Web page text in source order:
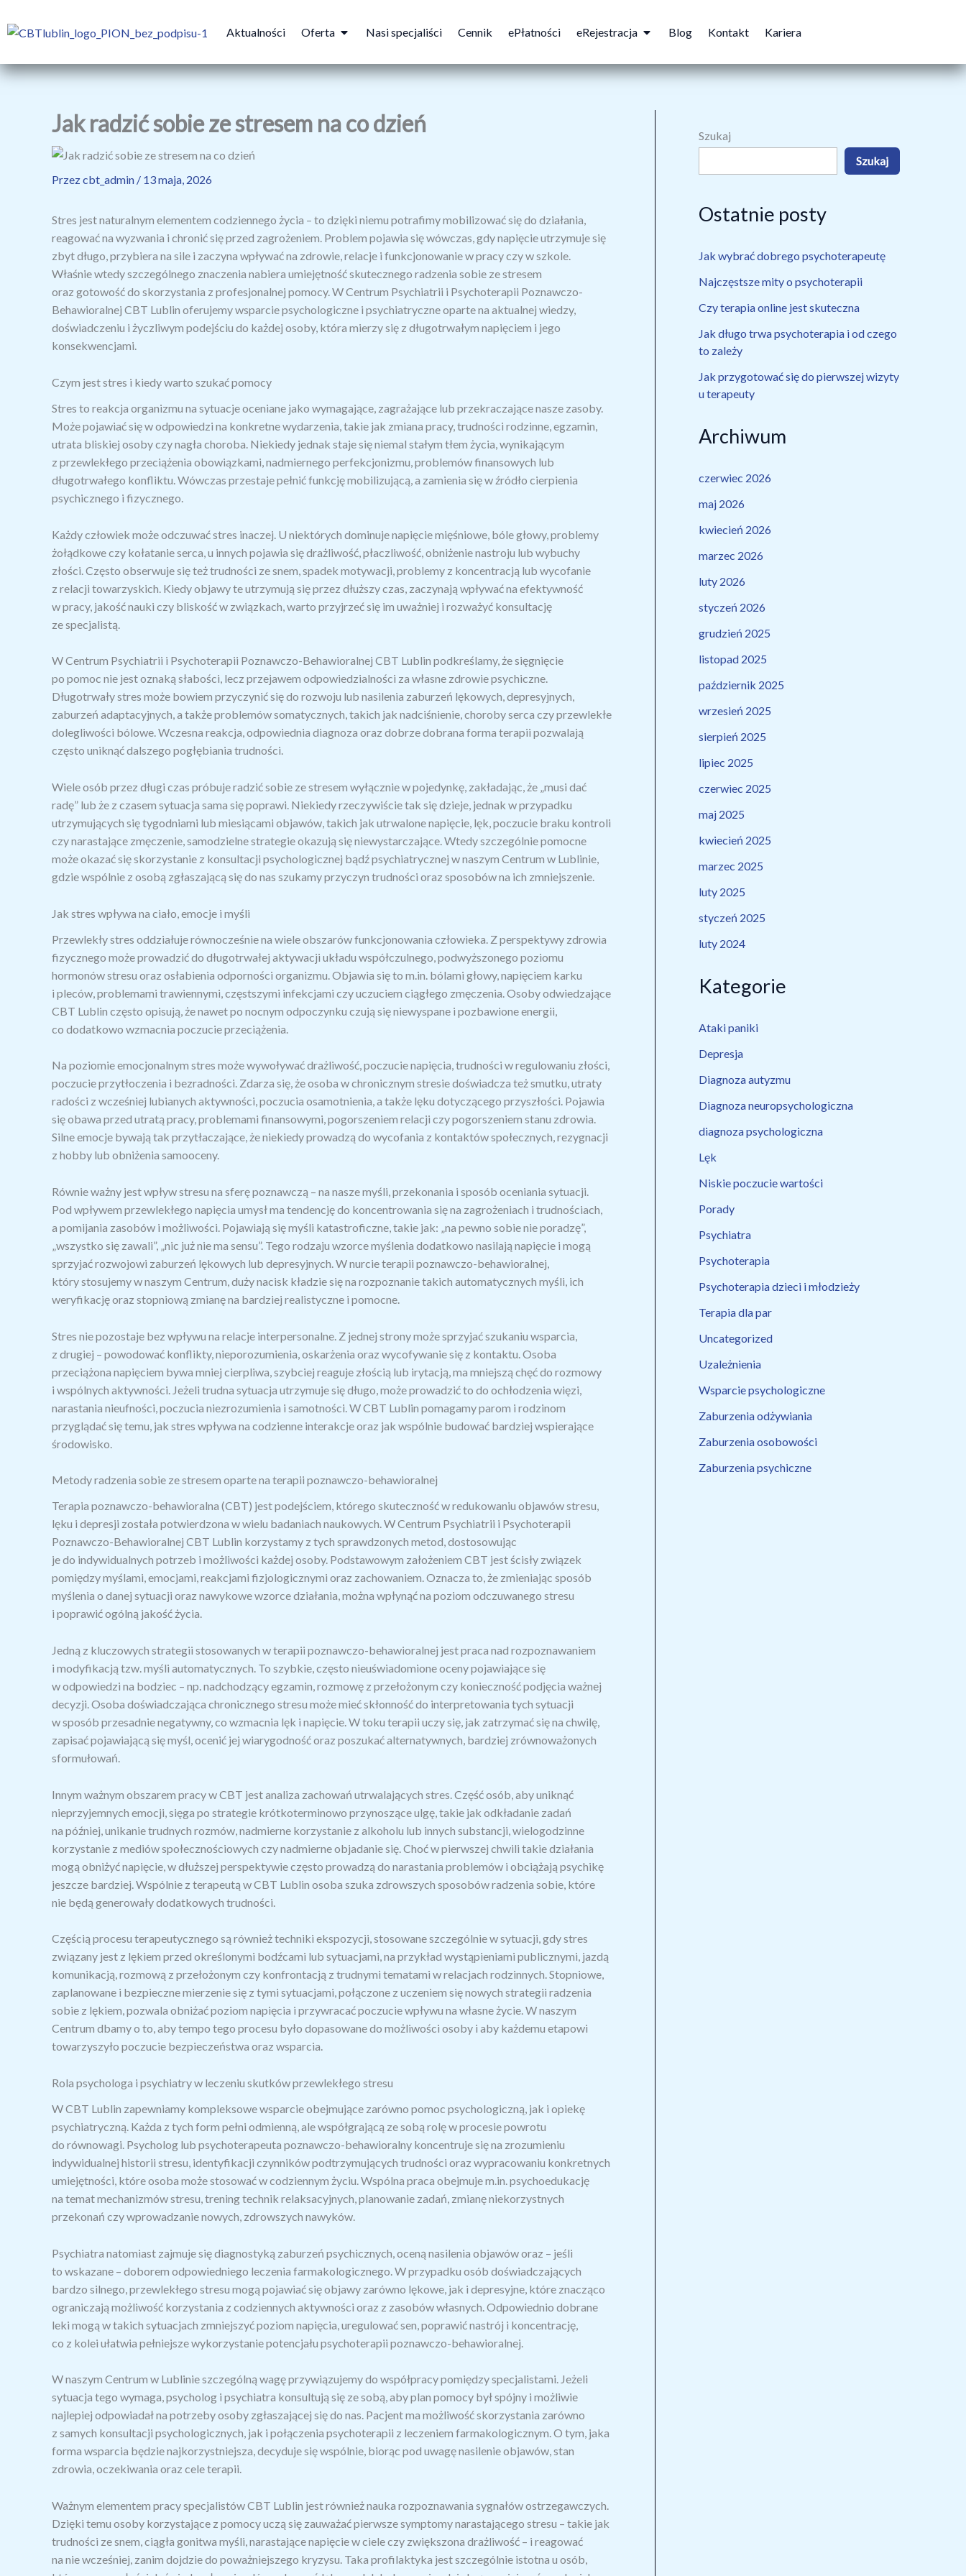
do
Aktualności Oferta Open Oferta
Nasi specjaliści Cennik ePłatności eRejestracja Open eRejestracja
Blog Kontakt Kariera
Jak radzić sobie ze stresem na co dzień
Przezcbt_admin / 13 maja, 2026
Stres jest naturalnym elementem codziennego życia – to dzięki niemu potrafimy mobilizować się do działania,
reagować na wyzwania i chronić się przed zagrożeniem. Problem pojawia się wówczas, gdy napięcie utrzymuje się
zbyt długo, przybiera na sile i zaczyna wpływać na zdrowie, relacje i funkcjonowanie w pracy czy w szkole.
Właśnie wtedy szczególnego znaczenia nabiera umiejętność skutecznego radzenia sobie ze stresem
oraz gotowość do skorzystania z profesjonalnej pomocy. W Centrum Psychiatrii i Psychoterapii Poznawczo-
Behawioralnej CBT Lublin oferujemy wsparcie psychologiczne i psychiatryczne oparte na aktualnej wiedzy,
doświadczeniu i życzliwym podejściu do każdej osoby, która mierzy się z długotrwałym napięciem i jego
konsekwencjami.
Czym jest stres i kiedy warto szukać pomocy
Stres to reakcja organizmu na sytuacje oceniane jako wymagające, zagrażające lub przekraczające nasze zasoby.
Może pojawiać się w odpowiedzi na konkretne wydarzenia, takie jak zmiana pracy, trudności rodzinne, egzamin,
utrata bliskiej osoby czy nagła choroba. Niekiedy jednak staje się niemal stałym tłem życia, wynikającym
z przewlekłego przeciążenia obowiązkami, nadmiernego perfekcjonizmu, problemów finansowych lub
długotrwałego konfliktu. Wówczas przestaje pełnić funkcję mobilizującą, a zamienia się w źródło cierpienia
psychicznego i fizycznego.
Każdy człowiek może odczuwać stres inaczej. U niektórych dominuje napięcie mięśniowe, bóle głowy, problemy
żołądkowe czy kołatanie serca, u innych pojawia się drażliwość, płaczliwość, obniżenie nastroju lub wybuchy
złości. Często obserwuje się też trudności ze snem, spadek motywacji, problemy z koncentracją lub wycofanie
z relacji towarzyskich. Kiedy objawy te utrzymują się przez dłuższy czas, zaczynają wpływać na efektywność
w pracy, jakość nauki czy bliskość w związkach, warto przyjrzeć się im uważniej i rozważyć konsultację
ze specjalistą.
W Centrum Psychiatrii i Psychoterapii Poznawczo-Behawioralnej CBT Lublin podkreślamy, że sięgnięcie
po pomoc nie jest oznaką słabości, lecz przejawem odpowiedzialności za własne zdrowie psychiczne.
Długotrwały stres może bowiem przyczynić się do rozwoju lub nasilenia zaburzeń lękowych, depresyjnych,
zaburzeń adaptacyjnych, a także problemów somatycznych, takich jak nadciśnienie, choroby serca czy przewlekłe
dolegliwości bólowe. Wczesna reakcja, odpowiednia diagnoza oraz dobrze dobrana forma terapii pozwalają
często uniknąć dalszego pogłębiania trudności.
Wiele osób przez długi czas próbuje radzić sobie ze stresem wyłącznie w pojedynkę, zakładając, że „musi dać
radę” lub że z czasem sytuacja sama się poprawi. Niekiedy rzeczywiście tak się dzieje, jednak w przypadku
utrzymujących się tygodniami lub miesiącami objawów, takich jak utrwalone napięcie, lęk, poczucie braku kontroli
czy narastające zmęczenie, samodzielne strategie okazują się niewystarczające. Wtedy szczególnie pomocne
może okazać się skorzystanie z konsultacji psychologicznej bądź psychiatrycznej w naszym Centrum w Lublinie,
gdzie wspólnie z osobą zgłaszającą się do nas szukamy przyczyn trudności oraz sposobów na ich zmniejszenie.
Jak stres wpływa na ciało, emocje i myśli
Przewlekły stres oddziałuje równocześnie na wiele obszarów funkcjonowania człowieka. Z perspektywy zdrowia
fizycznego może prowadzić do długotrwałej aktywacji układu współczulnego, podwyższonego poziomu
hormonów stresu oraz osłabienia odporności organizmu. Objawia się to m.in. bólami głowy, napięciem karku
i pleców, problemami trawiennymi, częstszymi infekcjami czy uczuciem ciągłego zmęczenia. Osoby odwiedzające
CBT Lublin często opisują, że nawet po nocnym odpoczynku czują się niewyspane i pozbawione energii,
co dodatkowo wzmacnia poczucie przeciążenia.
Na poziomie emocjonalnym stres może wywoływać drażliwość, poczucie napięcia, trudności w regulowaniu złości,
poczucie przytłoczenia i bezradności. Zdarza się, że osoba w chronicznym stresie doświadcza też smutku, utraty
radości z wcześniej lubianych aktywności, poczucia osamotnienia, a także lęku dotyczącego przyszłości. Pojawia
się obawa przed utratą pracy, problemami finansowymi, pogorszeniem relacji czy pogorszeniem stanu zdrowia.
Silne emocje bywają tak przytłaczające, że niekiedy prowadzą do wycofania z kontaktów społecznych, rezygnacji
z hobby lub obniżenia samooceny.
Równie ważny jest wpływ stresu na sferę poznawczą – na nasze myśli, przekonania i sposób oceniania sytuacji.
Pod wpływem przewlekłego napięcia umysł ma tendencję do koncentrowania się na zagrożeniach i trudnościach,
a pomijania zasobów i możliwości. Pojawiają się myśli katastroficzne, takie jak: „na pewno sobie nie poradzę”,
„wszystko się zawali”, „nic już nie ma sensu”. Tego rodzaju wzorce myślenia dodatkowo nasilają napięcie i mogą
sprzyjać rozwojowi zaburzeń lękowych lub depresyjnych. W nurcie terapii poznawczo-behawioralnej,
który stosujemy w naszym Centrum, duży nacisk kładzie się na rozpoznanie takich automatycznych myśli, ich
weryfikację oraz stopniową zmianę na bardziej realistyczne i pomocne.
Stres nie pozostaje bez wpływu na relacje interpersonalne. Z jednej strony może sprzyjać szukaniu wsparcia,
z drugiej – powodować konflikty, nieporozumienia, oskarżenia oraz wycofywanie się z kontaktu. Osoba
przeciążona napięciem bywa mniej cierpliwa, szybciej reaguje złością lub irytacją, ma mniejszą chęć do rozmowy
i wspólnych aktywności. Jeżeli trudna sytuacja utrzymuje się długo, może prowadzić to do ochłodzenia więzi,
narastania nieufności, poczucia niezrozumienia i samotności. W CBT Lublin pomagamy parom i rodzinom
przyglądać się temu, jak stres wpływa na codzienne interakcje oraz jak wspólnie budować bardziej wspierające
środowisko.
Metody radzenia sobie ze stresem oparte na terapii poznawczo-behawioralnej
Terapia poznawczo-behawioralna (CBT) jest podejściem, którego skuteczność w redukowaniu objawów stresu,
lęku i depresji została potwierdzona w wielu badaniach naukowych. W Centrum Psychiatrii i Psychoterapii
Poznawczo-Behawioralnej CBT Lublin korzystamy z tych sprawdzonych metod, dostosowując
je do indywidualnych potrzeb i możliwości każdej osoby. Podstawowym założeniem CBT jest ścisły związek
pomiędzy myślami, emocjami, reakcjami fizjologicznymi oraz zachowaniem. Oznacza to, że zmieniając sposób
myślenia o danej sytuacji oraz nawykowe wzorce działania, można wpłynąć na poziom odczuwanego stresu
i poprawić ogólną jakość życia.
Jedną z kluczowych strategii stosowanych w terapii poznawczo-behawioralnej jest praca nad rozpoznawaniem
i modyfikacją tzw. myśli automatycznych. To szybkie, często nieuświadomione oceny pojawiające się
w odpowiedzi na bodziec – np. nadchodzący egzamin, rozmowę z przełożonym czy konieczność podjęcia ważnej
decyzji. Osoba doświadczająca chronicznego stresu może mieć skłonność do interpretowania tych sytuacji
w sposób przesadnie negatywny, co wzmacnia lęk i napięcie. W toku terapii uczy się, jak zatrzymać się na chwilę,
zapisać pojawiającą się myśl, ocenić jej wiarygodność oraz poszukać alternatywnych, bardziej zrównoważonych
sformułowań.
Innym ważnym obszarem pracy w CBT jest analiza zachowań utrwalających stres. Część osób, aby uniknąć
nieprzyjemnych emocji, sięga po strategie krótkoterminowo przynoszące ulgę, takie jak odkładanie zadań
na później, unikanie trudnych rozmów, nadmierne korzystanie z alkoholu lub innych substancji, wielogodzinne
korzystanie z mediów społecznościowych czy nadmierne objadanie się. Choć w pierwszej chwili takie działania
mogą obniżyć napięcie, w dłuższej perspektywie często prowadzą do narastania problemów i obciążają psychikę
jeszcze bardziej. Wspólnie z terapeutą w CBT Lublin osoba szuka zdrowszych sposobów radzenia sobie, które
nie będą generowały dodatkowych trudności.
Częścią procesu terapeutycznego są również techniki ekspozycji, stosowane szczególnie w sytuacji, gdy stres
związany jest z lękiem przed określonymi bodźcami lub sytuacjami, na przykład wystąpieniami publicznymi, jazdą
komunikacją, rozmową z przełożonym czy konfrontacją z trudnymi tematami w relacjach rodzinnych. Stopniowe,
zaplanowane i bezpieczne mierzenie się z tymi sytuacjami, połączone z uczeniem się nowych strategii radzenia
sobie z lękiem, pozwala obniżać poziom napięcia i przywracać poczucie wpływu na własne życie. W naszym
Centrum dbamy o to, aby tempo tego procesu było dopasowane do możliwości osoby i aby każdemu etapowi
towarzyszyło poczucie bezpieczeństwa oraz wsparcia.
Rola psychologa i psychiatry w leczeniu skutków przewlekłego stresu
W CBT Lublin zapewniamy kompleksowe wsparcie obejmujące zarówno pomoc psychologiczną, jak i opiekę
psychiatryczną. Każda z tych form pełni odmienną, ale współgrającą ze sobą rolę w procesie powrotu
do równowagi. Psycholog lub psychoterapeuta poznawczo-behawioralny koncentruje się na zrozumieniu
indywidualnej historii stresu, identyfikacji czynników podtrzymujących trudności oraz wypracowaniu konkretnych
umiejętności, które osoba może stosować w codziennym życiu. Wspólna praca obejmuje m.in. psychoedukację
na temat mechanizmów stresu, trening technik relaksacyjnych, planowanie zadań, zmianę niekorzystnych
przekonań czy wprowadzanie nowych, zdrowszych nawyków.
Psychiatra natomiast zajmuje się diagnostyką zaburzeń psychicznych, oceną nasilenia objawów oraz – jeśli
to wskazane – doborem odpowiedniego leczenia farmakologicznego. W przypadku osób doświadczających
bardzo silnego, przewlekłego stresu mogą pojawiać się objawy zarówno lękowe, jak i depresyjne, które znacząco
ograniczają możliwość korzystania z codziennych aktywności oraz z zasobów własnych. Odpowiednio dobrane
leki mogą w takich sytuacjach zmniejszyć poziom napięcia, uregulować sen, poprawić nastrój i koncentrację,
co z kolei ułatwia pełniejsze wykorzystanie potencjału psychoterapii poznawczo-behawioralnej.
W naszym Centrum w Lublinie szczególną wagę przywiązujemy do współpracy pomiędzy specjalistami. Jeżeli
sytuacja tego wymaga, psycholog i psychiatra konsultują się ze sobą, aby plan pomocy był spójny i możliwie
najlepiej odpowiadał na potrzeby osoby zgłaszającej się do nas. Pacjent ma możliwość skorzystania zarówno
z samych konsultacji psychologicznych, jak i połączenia psychoterapii z leczeniem farmakologicznym. O tym, jaka
forma wsparcia będzie najkorzystniejsza, decyduje się wspólnie, biorąc pod uwagę nasilenie objawów, stan
zdrowia, oczekiwania oraz cele terapii.
Ważnym elementem pracy specjalistów CBT Lublin jest również nauka rozpoznawania sygnałów ostrzegawczych.
Dzięki temu osoby korzystające z pomocy uczą się zauważać pierwsze symptomy narastającego stresu – takie jak
trudności ze snem, ciągła gonitwa myśli, narastające napięcie w ciele czy zwiększona drażliwość – i reagować
na nie wcześniej, zanim dojdzie do poważniejszego kryzysu. Taka profilaktyka jest szczególnie istotna u osób,
Szukaj
Szukaj
Ostatnie posty
Jak wybrać dobrego psychoterapeutę
Najczęstsze mity o psychoterapii
Czy terapia online jest skuteczna
Jak długo trwa psychoterapia i od czego
to zależy
Jak przygotować się do pierwszej wizyty
u terapeuty
Archiwum
czerwiec 2026
maj 2026
kwiecień 2026
marzec 2026
luty 2026
styczeń 2026
grudzień 2025
listopad 2025
październik 2025
wrzesień 2025
sierpień 2025
lipiec 2025
czerwiec 2025
maj 2025
kwiecień 2025
marzec 2025
luty 2025
styczeń 2025
luty 2024
Kategorie
Ataki paniki
Depresja
Diagnoza autyzmu
Diagnoza neuropsychologiczna
diagnoza psychologiczna
Lęk
Niskie poczucie wartości
Porady
Psychiatra
Psychoterapia
Psychoterapia dzieci i młodzieży
Terapia dla par
Uncategorized
Uzależnienia
Wsparcie psychologiczne
Zaburzenia odżywiania
Zaburzenia osobowości
Zaburzenia psychiczne